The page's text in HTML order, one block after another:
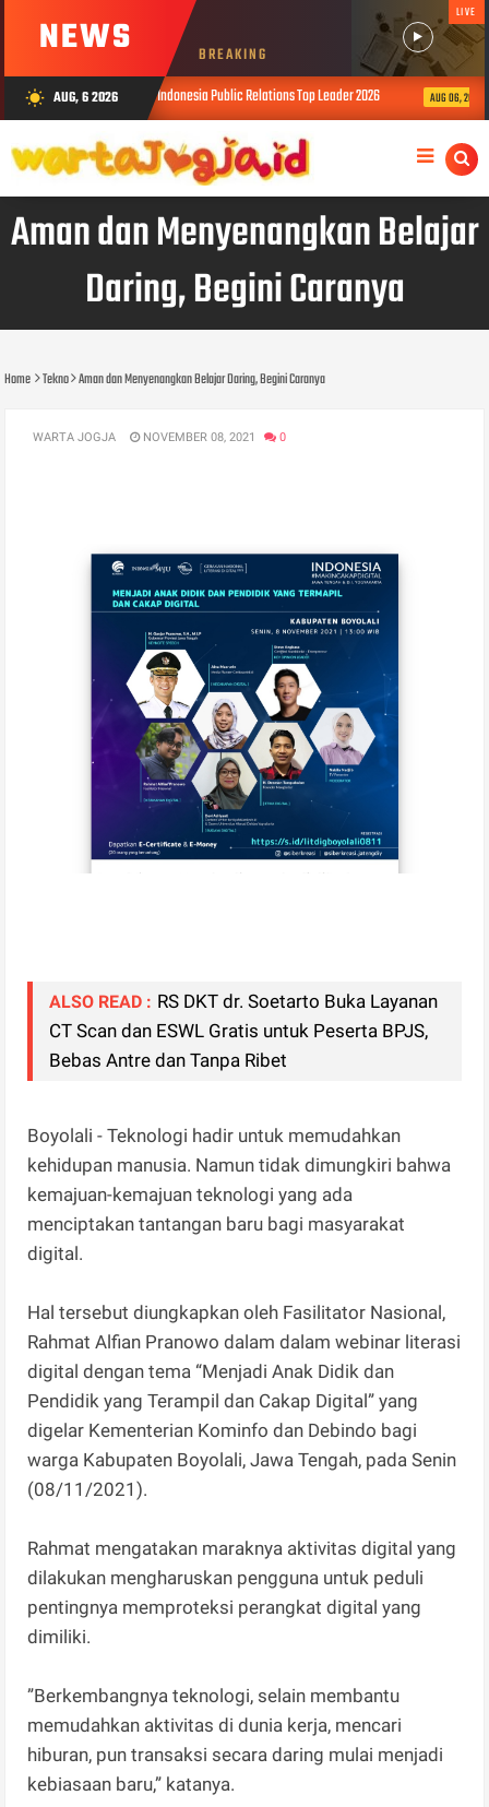
NEWS BREAKING
LIVE
wb_sunny AUG, 6 2026
Penghargaan Indonesia Public Relations Top Leader 2026 AUG 06, 2026 Motorola
Aman dan Menyenangkan Belajar
Daring, Begini Caranya
Home Tekno Aman dan Menyenangkan Belajar Daring, Begini Caranya
WARTA JOGJA NOVEMBER 08, 2021 0
ALSO READ : RS DKT dr. Soetarto Buka Layanan
CT Scan dan ESWL Gratis untuk Peserta BPJS,
Bebas Antre dan Tanpa Ribet
Boyolali - Teknologi hadir untuk memudahkan
kehidupan manusia. Namun tidak dimungkiri bahwa
kemajuan-kemajuan teknologi yang ada
menciptakan tantangan baru bagi masyarakat
digital.
Hal tersebut diungkapkan oleh Fasilitator Nasional,
Rahmat Alfian Pranowo dalam dalam webinar literasi
digital dengan tema “Menjadi Anak Didik dan
Pendidik yang Terampil dan Cakap Digital” yang
digelar Kementerian Kominfo dan Debindo bagi
warga Kabupaten Boyolali, Jawa Tengah, pada Senin
(08/11/2021).
Rahmat mengatakan maraknya aktivitas digital yang
dilakukan mengharuskan pengguna untuk peduli
pentingnya memproteksi perangkat digital yang
dimiliki.
”Berkembangnya teknologi, selain membantu
memudahkan aktivitas di dunia kerja, mencari
hiburan, pun transaksi secara daring mulai menjadi
kebiasaan baru,” katanya.